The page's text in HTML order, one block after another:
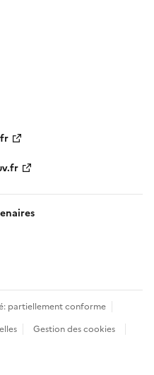
partiellement conforme
Gestion des cookies